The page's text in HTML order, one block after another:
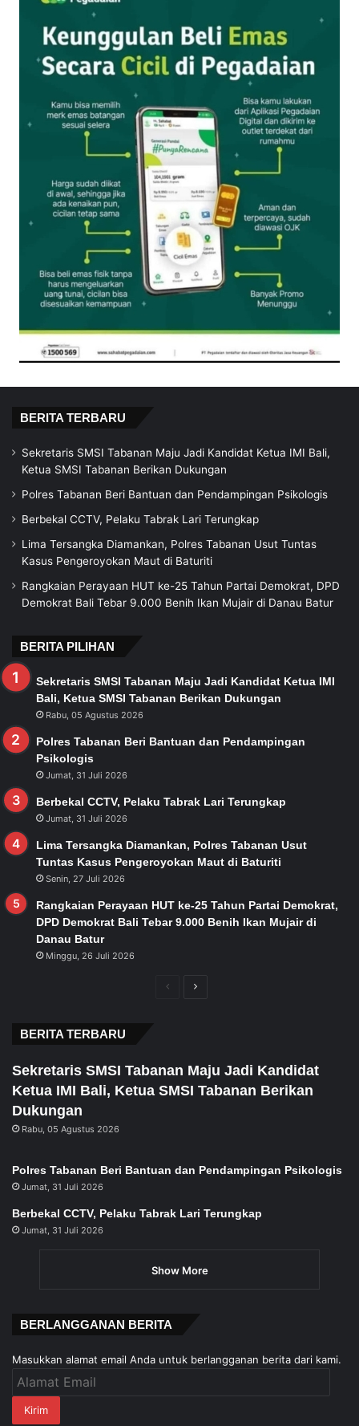
BERITA TERBARU
Sekretaris SMSI Tabanan Maju Jadi Kandidat Ketua IMI Bali,
Ketua SMSI Tabanan Berikan Dukungan
Polres Tabanan Beri Bantuan dan Pendampingan Psikologis
Berbekal CCTV, Pelaku Tabrak Lari Terungkap
Lima Tersangka Diamankan, Polres Tabanan Usut Tuntas
Kasus Pengeroyokan Maut di Baturiti
Rangkaian Perayaan HUT ke-25 Tahun Partai Demokrat, DPD
Demokrat Bali Tebar 9.000 Benih Ikan Mujair di Danau Batur
BERITA PILIHAN
Sekretaris SMSI Tabanan Maju Jadi Kandidat Ketua IMI
Bali, Ketua SMSI Tabanan Berikan Dukungan
Rabu, 05 Agustus 2026
Polres Tabanan Beri Bantuan dan Pendampingan
Psikologis
Jumat, 31 Juli 2026
Berbekal CCTV, Pelaku Tabrak Lari Terungkap
Jumat, 31 Juli 2026
Lima Tersangka Diamankan, Polres Tabanan Usut
Tuntas Kasus Pengeroyokan Maut di Baturiti
Senin, 27 Juli 2026
Rangkaian Perayaan HUT ke-25 Tahun Partai Demokrat,
DPD Demokrat Bali Tebar 9.000 Benih Ikan Mujair di
Danau Batur
Minggu, 26 Juli 2026
PreviousNext
BERITA TERBARU
Sekretaris SMSI Tabanan Maju Jadi Kandidat
Ketua IMI Bali, Ketua SMSI Tabanan Berikan
Dukungan
Rabu, 05 Agustus 2026
Polres Tabanan Beri Bantuan dan Pendampingan Psikologis
Jumat, 31 Juli 2026
Berbekal CCTV, Pelaku Tabrak Lari Terungkap
Jumat, 31 Juli 2026
Show More
BERLANGGANAN BERITA
Masukkan alamat email Anda untuk berlangganan berita dari kami.
Alamat
Kirim